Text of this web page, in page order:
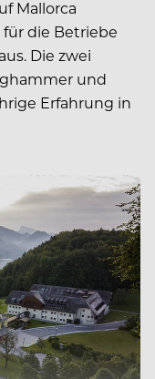
Mallorca
die Betriebe
Die zwei
und
Erfahrung in